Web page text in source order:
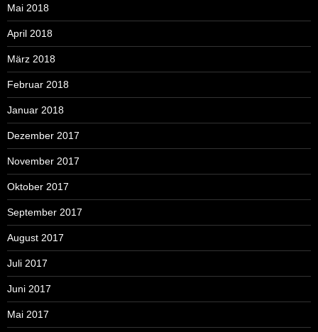
Mai 2018
April 2018
März 2018
Februar 2018
Januar 2018
Dezember 2017
November 2017
Oktober 2017
September 2017
August 2017
Juli 2017
Juni 2017
Mai 2017